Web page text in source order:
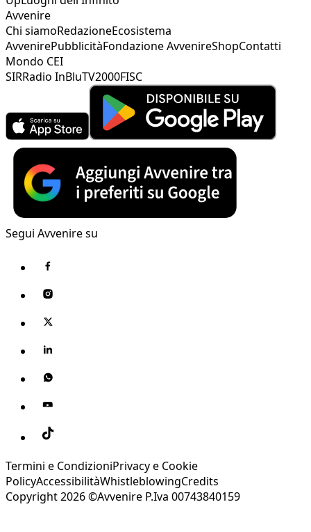
Avvenire
Chi siamoRedazioneEcosistema
AvvenirePubblicitàFondazione AvvenireShopContatti
Mondo CEI
SIRRadio InBluTV2000FISC
Segui Avvenire su
Termini e CondizioniPrivacy e Cookie
PolicyAccessibilitàWhistleblowingCredits
Copyright 2026 ©Avvenire P.Iva 00743840159